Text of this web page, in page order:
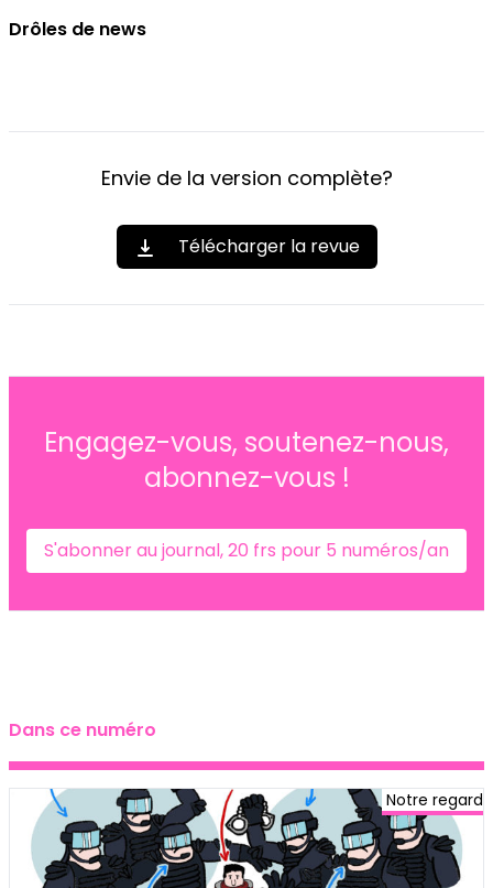
Drôles de news
Envie de la version complète?
Télécharger la revue
Engagez-vous, soutenez-nous,
abonnez-vous !
S'abonner au journal, 20 frs pour 5 numéros/an
Dans ce numéro
Notre regard